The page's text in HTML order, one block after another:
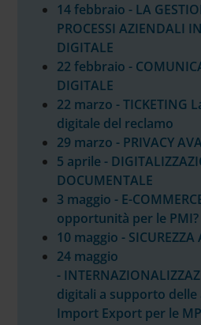
14 febbraio - LA
PROCESSI AZIENDALI
DIGITALE
22 febbraio -
DIGITALE
22 marzo - TICKETING
digitale del reclamo
29 marzo - PRIVACY
5 aprile -
DOCUMENTALE
3 maggio - E-
opportunità per le PMI?
10 maggio - SICUREZZA
24 maggio
-
digitali a supporto
Import Export per le